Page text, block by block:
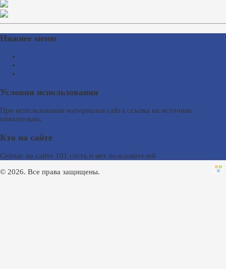
Нижнее меню
Условия использования
При использовании материалов сайта ссылка на источник
обязательна.
Кто на сайте
Сейчас на сайте 101 гость и нет пользователей
© 2026. Все права защищены.